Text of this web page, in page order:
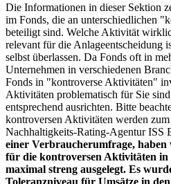
Die Informationen in dieser Sektion
im Fonds, die an unterschiedlichen
beteiligt sind. Welche Aktivität
relevant für die Anlageentscheidung
selbst überlassen. Da Fonds oft in
Unternehmen in verschiedenen
Fonds in "kontroverse Aktivitäten"
Aktivitäten problematisch für Sie
entsprechend ausrichten. Bitte
kontroversen Aktivitäten werden
Nachhaltigkeits-Rating-Agentur ISS
einer Verbraucherumfrage,
für die kontroversen Aktivitäten in
maximal streng ausgelegt. Es
Toleranzniveau für Umsätze in